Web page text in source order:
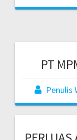
PT
Penulis